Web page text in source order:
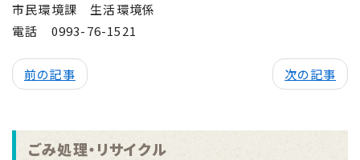
市民環境課 生活環境係
電話 0993-76-1521
前の記事 次の記事
ごみ処理・リサイクル